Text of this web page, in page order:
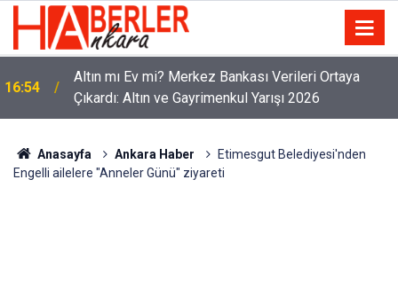
16:54
Altın mı Ev mi? Merkez Bankası Verileri Ortaya
Çıkardı: Altın ve Gayrimenkul Yarışı 2026
Anasayfa Ankara Haber
Etimesgut Belediyesi'nden
Engelli ailelere "Anneler Günü" ziyareti